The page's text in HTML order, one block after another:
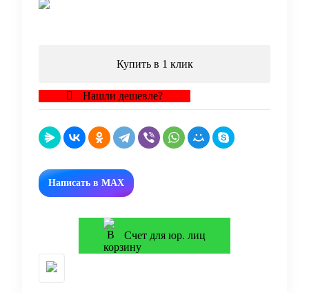
Купить в 1 клик
Нашли дешевле?
Написать в MAX
Счет для юр. лиц